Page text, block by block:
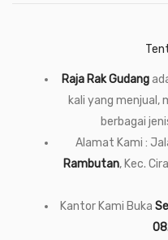
Raja Rak Gudang
kali yang menjual,
berbagai
Alamat Kami :
Rambutan, Kec.
Kantor Kami Buka